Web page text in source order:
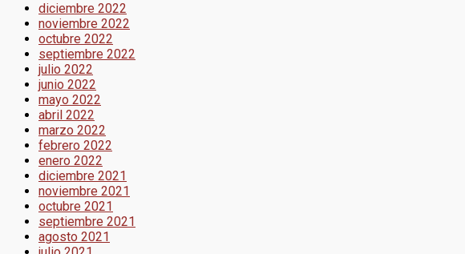
diciembre 2022
noviembre 2022
octubre 2022
septiembre 2022
julio 2022
junio 2022
mayo 2022
abril 2022
marzo 2022
febrero 2022
enero 2022
diciembre 2021
noviembre 2021
octubre 2021
septiembre 2021
agosto 2021